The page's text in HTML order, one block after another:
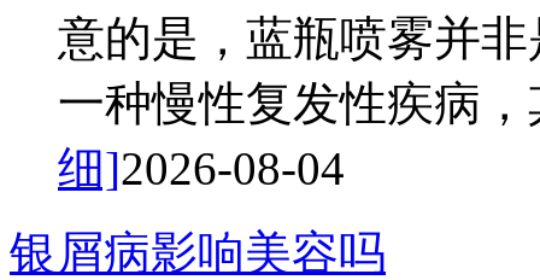
意的是，蓝瓶喷雾并
一种慢性复发性疾病
细]2026-08-04
银屑病影响美容吗